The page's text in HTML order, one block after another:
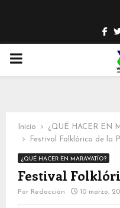
PRIMARY
Inicio
¿QUÉ HACER EN
Festival Folklórico de la
¿QUÉ HACER EN MARAVATÍO?
Festival
Por Redacción 10 marzo,